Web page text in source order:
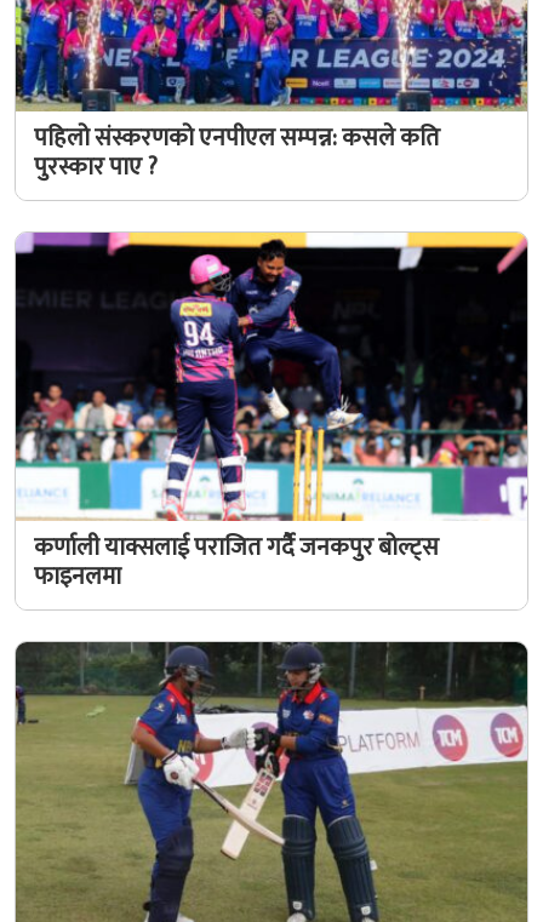
पहिलो संस्करणको एनपीएल सम्पन्न: कसले कति
पुरस्कार पाए ?
कर्णाली याक्सलाई पराजित गर्दै जनकपुर बोल्ट्स
फाइनलमा